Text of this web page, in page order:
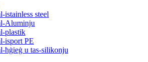
istainless steel
Aluminju
plastik
isport PE
ħġieġ u tas-silikonju